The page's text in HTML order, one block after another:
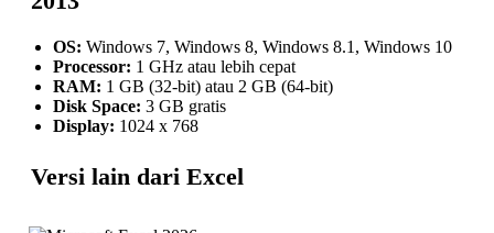
OS: Windows 7, Windows 8, Windows 8.1, Windows 10
Processor: 1 GHz atau lebih cepat
RAM: 1 GB (32-bit) atau 2 GB (64-bit)
Disk Space: 3 GB gratis
Display: 1024 x 768
Versi lain dari Excel